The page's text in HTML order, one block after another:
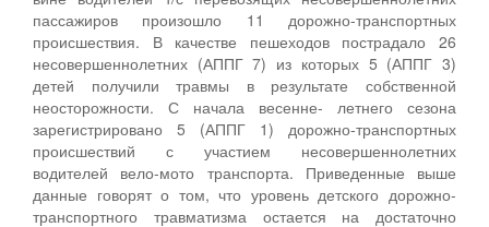
пассажиров произошло 11 дорожно-транспортных
происшествия. В качестве пешеходов пострадало 26
несовершеннолетних (АППГ 7) из которых 5 (АППГ 3)
детей получили травмы в результате собственной
неосторожности. С начала весенне- летнего сезона
зарегистрировано 5 (АППГ 1) дорожно-транспортных
происшествий с участием несовершеннолетних
водителей вело-мото транспорта. Приведенные выше
данные говорят о том, что уровень детского дорожно-
транспортного травматизма остается на достаточно